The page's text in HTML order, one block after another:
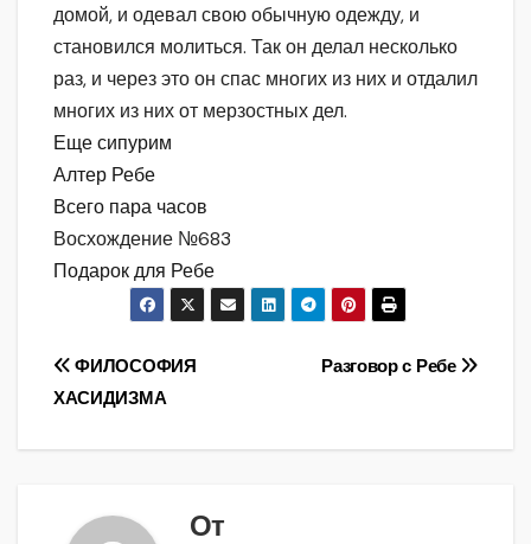
домой, и одевал свою обычную одежду, и
становился молиться. Так он делал несколько
раз, и через это он спас многих из них и отдалил
многих из них от мерзостных дел.
Еще сипурим
Алтер Ребе
Всего пара часов
Восхождение №683
Подарок для Ребе
Навигация
Разговор с Ребе
ФИЛОСОФИЯ
ХАСИДИЗМА
От